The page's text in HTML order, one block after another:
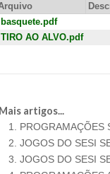
basquete.pdf
TIRO AO ALVO.pdf
Mais artigos...
PROGRAMAÇÕES
JOGOS DO SESI
JOGOS DO SESI